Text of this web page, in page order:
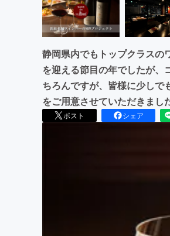
静岡県内でもトップクラスの
を迎える節目の年でしたが、
ちろんですが、皆様に少しで
をご用意させていただきまし
ポスト シェア